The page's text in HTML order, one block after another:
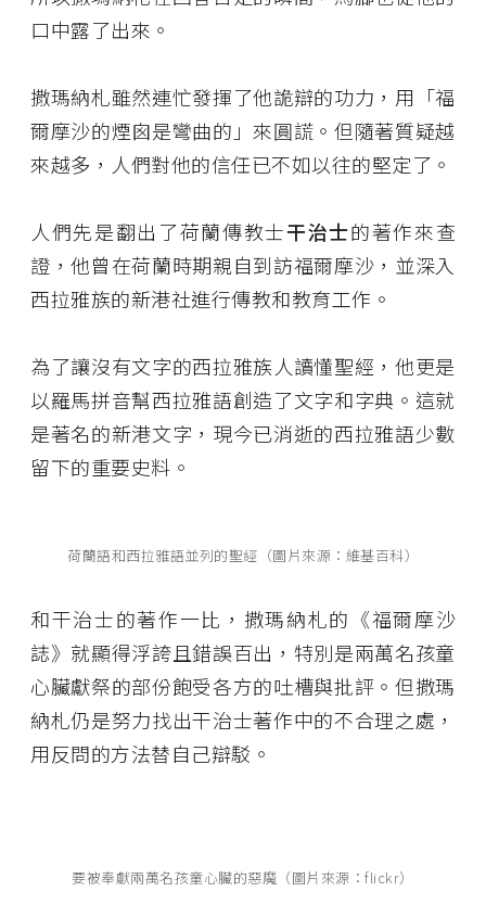
口中露了出來。
撒瑪納札雖然連忙發揮了他詭辯的功力，用「福
爾摩沙的煙囪是彎曲的」來圓謊。但隨著質疑越
來越多，人們對他的信任已不如以往的堅定了。
人們先是翻出了荷蘭傳教士干治士的著作來查
證，他曾在荷蘭時期親自到訪福爾摩沙，並深入
西拉雅族的新港社進行傳教和教育工作。
為了讓沒有文字的西拉雅族人讀懂聖經，他更是
以羅馬拼音幫西拉雅語創造了文字和字典。這就
是著名的新港文字，現今已消逝的西拉雅語少數
留下的重要史料。
荷蘭語和西拉雅語並列的聖經（圖片來源：維基百科）
和干治士的著作一比，撒瑪納札的《福爾摩沙
誌》就顯得浮誇且錯誤百出，特別是兩萬名孩童
心臟獻祭的部份飽受各方的吐槽與批評。但撒瑪
納札仍是努力找出干治士著作中的不合理之處，
用反問的方法替自己辯駁。
要被奉獻兩萬名孩童心臟的惡魔（圖片來源：flickr）